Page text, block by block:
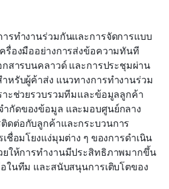
รทำงานร่วมกันและการจัดการแบบ
รื่องมืออย่างการส่งข้อความทันที
กสารบนคลาวด์ และการประชุมผ่าน
หรับผู้ค้าส่ง แนวทางการทำงานร่วม
าะช่วยรวบรวมทีมและข้อมูลลูกค้า
ำกัดของข้อมูล และมอบศูนย์กลาง
ดต่อกับลูกค้าและกระบวนการ
ชื่อมโยงแง่มุมต่าง ๆ ของการดำเนิน
ยให้การทำงานมีประสิทธิภาพมากขึ้น
ในทีม และสนับสนุนการเติบโตของ